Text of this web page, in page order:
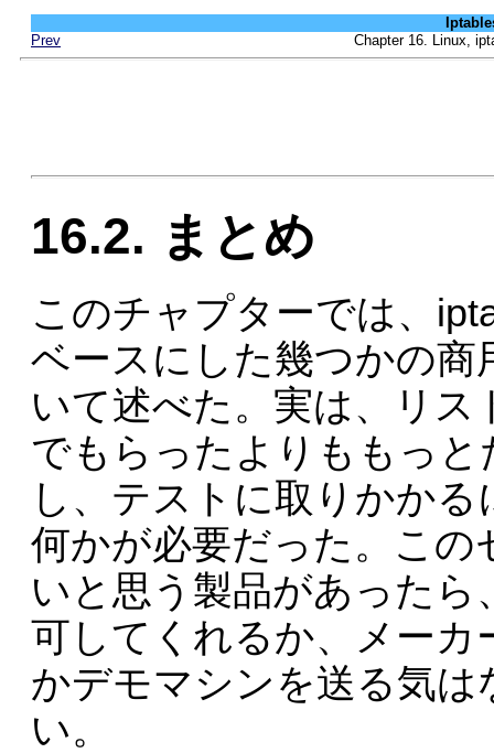
Prev
Chapter 16. Linux,
16.2. まとめ
このチャプターでは、
ベースにした幾つかの
いて述べた。実は、リ
でもらったよりももっ
し、テストに取りかか
何かが必要だった。こ
いと思う製品があった
可してくれるか、メー
かデモマシンを送る気
い。